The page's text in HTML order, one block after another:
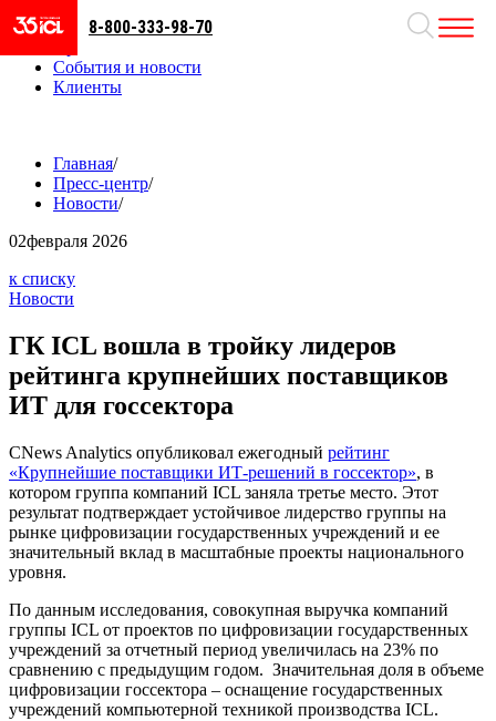
Направления
События и новости
Клиенты
8-800-333-98-70
Главная/
Пресс-центр/
Новости/
02февраля 2026
к списку
Новости
ГК ICL вошла в тройку лидеров
рейтинга крупнейших поставщиков
ИТ для госсектора
CNews Analytics опубликовал ежегодный рейтинг
«Крупнейшие поставщики ИТ-решений в госсектор», в
котором группа компаний ICL заняла третье место. Этот
результат подтверждает устойчивое лидерство группы на
рынке цифровизации государственных учреждений и ее
значительный вклад в масштабные проекты национального
уровня.
По данным исследования, совокупная выручка компаний
группы ICL от проектов по цифровизации государственных
учреждений за отчетный период увеличилась на 23% по
сравнению с предыдущим годом. Значительная доля в объеме
цифровизации госсектора – оснащение государственных
учреждений компьютерной техникой производства ICL.